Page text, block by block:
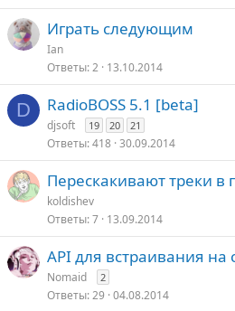
Играть следующим
Ian
Ответы 2 13.10.2014
D RadioBOSS 5.1 [beta]
djsoft 19 20 21
Ответы 418 30.09.2014
Перескакивают треки в
koldishev
Ответы 7 13.09.2014
API для встраивания на
Nomaid 2
Ответы 29 04.08.2014